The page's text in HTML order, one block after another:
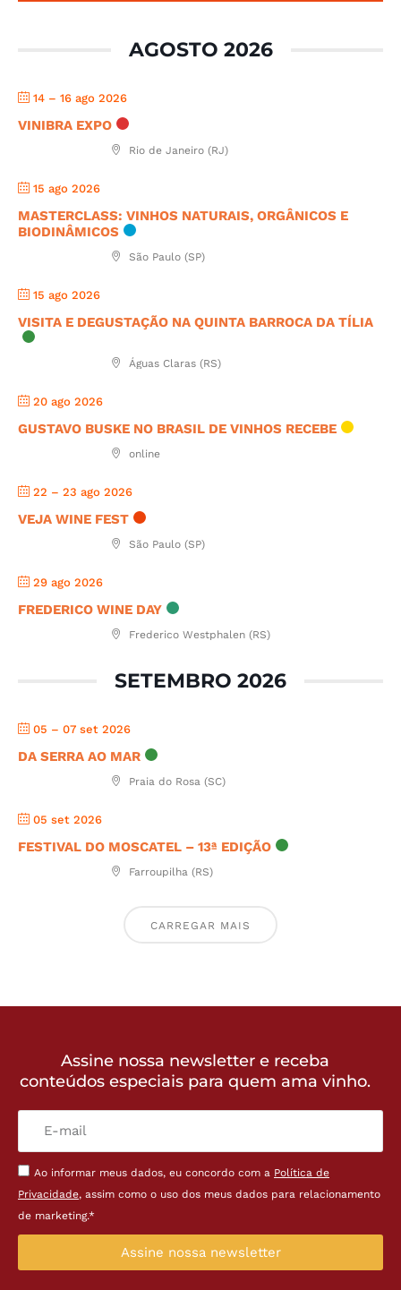
AGOSTO 2026
14 – 16 ago 2026
VINIBRA EXPO
Rio de Janeiro (RJ)
15 ago 2026
MASTERCLASS: VINHOS NATURAIS, ORGÂNICOS E
BIODINÂMICOS
São Paulo (SP)
15 ago 2026
VISITA E DEGUSTAÇÃO NA QUINTA BARROCA DA TÍLIA
Águas Claras (RS)
20 ago 2026
GUSTAVO BUSKE NO BRASIL DE VINHOS RECEBE
online
22 – 23 ago 2026
VEJA WINE FEST
São Paulo (SP)
29 ago 2026
FREDERICO WINE DAY
Frederico Westphalen (RS)
SETEMBRO 2026
05 – 07 set 2026
DA SERRA AO MAR
Praia do Rosa (SC)
05 set 2026
FESTIVAL DO MOSCATEL – 13ª EDIÇÃO
Farroupilha (RS)
CARREGAR MAIS
Assine nossa newsletter e receba
conteúdos especiais para quem ama vinho.
Ao informar meus dados, eu concordo com a Política de
Privacidade, assim como o uso dos meus dados para relacionamento
de marketing.*
Assine nossa newsletter